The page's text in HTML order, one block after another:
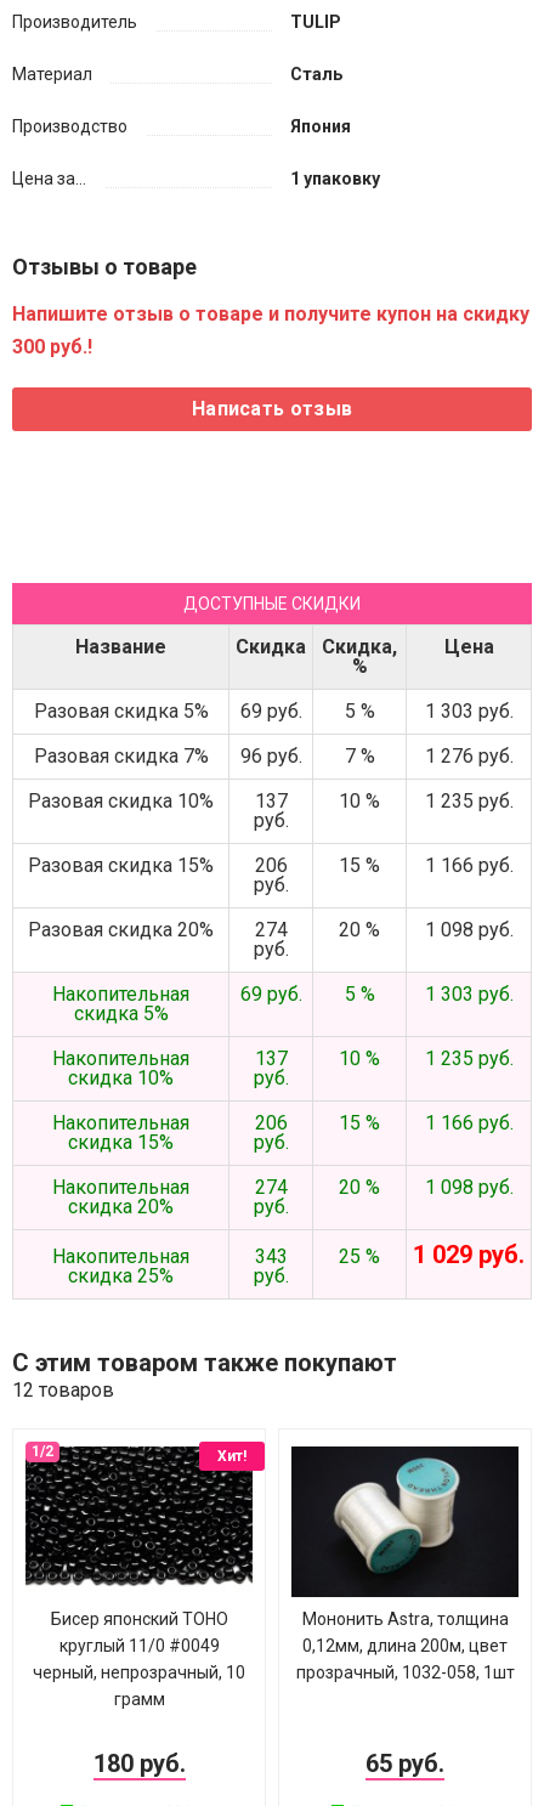
Производитель TULIP
Материал Сталь
Производство Япония
Цена за... 1 упаковку
Отзывы о товаре
Напишите отзыв о товаре и получите купон на скидку
300 руб.!
ДОСТУПНЫЕ СКИДКИ
Название Скидка
Скидка,
%
Цена
Разовая скидка 5% 69 руб. 5 %
1 303 руб.
Разовая скидка 7%
96 руб. 7 %
1 276 руб.
Разовая скидка 10%
137
руб.
10 % 1 235 руб.
Разовая скидка 15%
206
руб.
15 % 1 166 руб.
Разовая скидка 20%
274
руб.
20 % 1 098 руб.
Накопительная
скидка 5%
69 руб. 5 % 1 303 руб.
Накопительная
скидка 10%
137
руб.
10 % 1 235 руб.
Накопительная
скидка 15%
206
руб.
15 % 1 166 руб.
Накопительная
скидка 20%
274
руб.
20 % 1 098 руб.
Накопительная
скидка 25%
343
руб.
25 % 1 029 руб.
С этим товаром также покупают
12 товаров
Хит!
Бисер японский TOHO
круглый 11/0 #0049
черный, непрозрачный, 10
грамм
180 руб.
Мононить Astra, толщина
0,12мм, длина 200м, цвет
прозрачный, 1032-058, 1шт
65 руб.